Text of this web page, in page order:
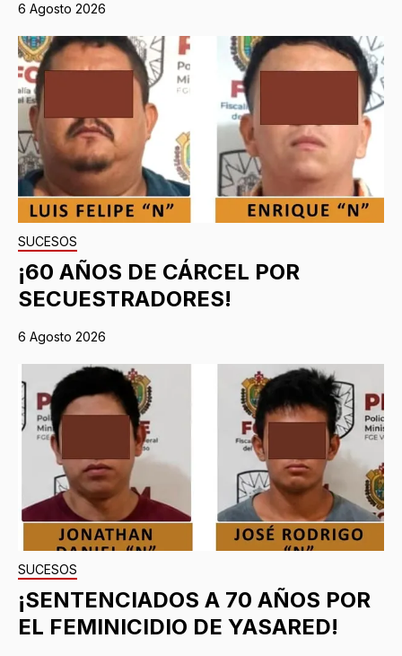
6 Agosto 2026
SUCESOS
¡60 AÑOS DE CÁRCEL POR
SECUESTRADORES!
6 Agosto 2026
SUCESOS
¡SENTENCIADOS A 70 AÑOS POR
EL FEMINICIDIO DE YASARED!